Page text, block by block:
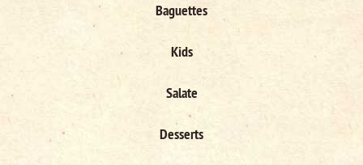
Baguettes
Kids
Salate
Desserts